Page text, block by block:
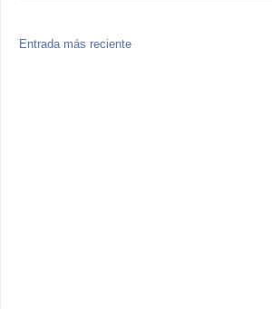
Entrada más reciente